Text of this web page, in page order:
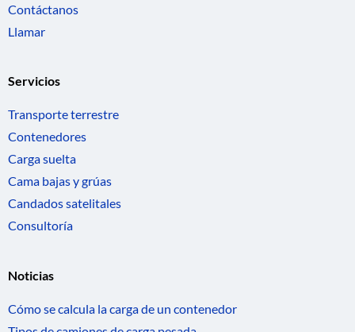
Contáctanos
Llamar
Servicios
Transporte terrestre
Contenedores
Carga suelta
Cama bajas y grúas
Candados satelitales
Consultoría
Noticias
Cómo se calcula la carga de un contenedor